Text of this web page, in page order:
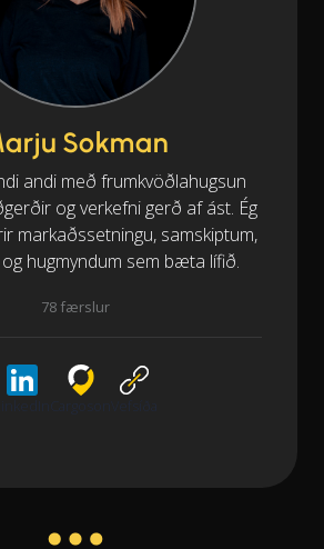
Sokman
andi með frumkvöðlahugsun
og verkefni gerð af ást. Ég
markaðssetningu, samskiptum,
hugmyndum sem bæta lífið.
78 færslur